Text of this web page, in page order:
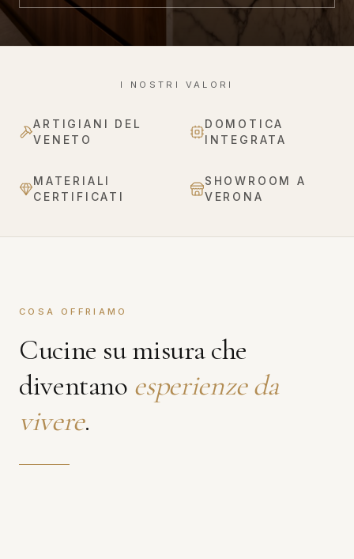
I NOSTRI VALORI
ARTIGIANI DEL
VENETO
DOMOTICA
INTEGRATA
MATERIALI
CERTIFICATI
SHOWROOM A
VERONA
COSA OFFRIAMO
Cucine su misura che
diventano esperienze da
vivere.